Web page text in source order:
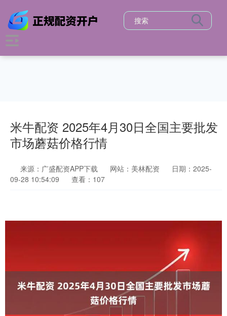
米牛配资 2025年4月30日全国主要批发
市场蘑菇价格行情
来源：广盛配资APP下载 网站：美林配资
日期：2025-
09-28 10:54:09
查看：107